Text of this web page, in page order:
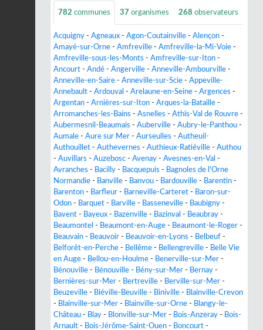
782 communes 37 organismes 268 observateurs
Acquigny - Agneaux - Agon-Coutainville - Alençon -
Amayé-sur-Orne - Amfreville - Amfreville-la-Mi-Voie -
Amfreville-sous-les-Monts - Amfreville-sur-Iton -
Ancourt - Andé - Angerville - Anneville-Ambourville -
Anneville-en-Saire - Anneville-sur-Scie - Appeville-
Annebault - Ardouval - Arelaune-en-Seine - Argences -
Argentan - Arnières-sur-Iton - Arques-la-Bataille -
Arromanches-les-Bains - Asnelles - Athis-Val de Rouvre -
Aubermesnil-Beaumais - Auberville - Aubry-le-Panthou -
Aumale - Aure sur Mer - Aurseulles - Autheuil-
Authouillet - Authevernes - Authieux-Ratiéville - Authou
- Auvillars - Auzebosc - Avenay - Avesnes-en-Val -
Avranches - Bacilly - Bacquepuis - Bagnoles de l'Orne
Normandie - Banville - Banvou - Bardouville - Barentin -
Barenton - Barfleur - Barneville-Carteret - Baron-sur-
Odon - Barquet - Barville - Basseneville - Baubigny -
Bavent - Bayeux - Bazenville - Bazinval - Beaubray -
Beaumontel - Beaumont-en-Auge - Beaumont-le-Roger -
Beauvain - Beauvoir - Beauvoir-en-Lyons - Belbeuf -
Belforêt-en-Perche - Bellême - Bellengreville - Belle Vie
en Auge - Bellou-en-Houlme - Benerville-sur-Mer -
Bénouville - Bénouville - Bény-sur-Mer - Bernay -
Bernières-sur-Mer - Bertreville - Berville-sur-Mer -
Beuzeville - Biéville-Beuville - Biniville - Blainville-Crevon
- Blainville-sur-Mer - Blainville-sur-Orne - Blangy-le-
Château - Blay - Blonville-sur-Mer - Bois-Anzeray - Bois-
Arnault - Bois-Jérôme-Saint-Ouen - Boncourt -